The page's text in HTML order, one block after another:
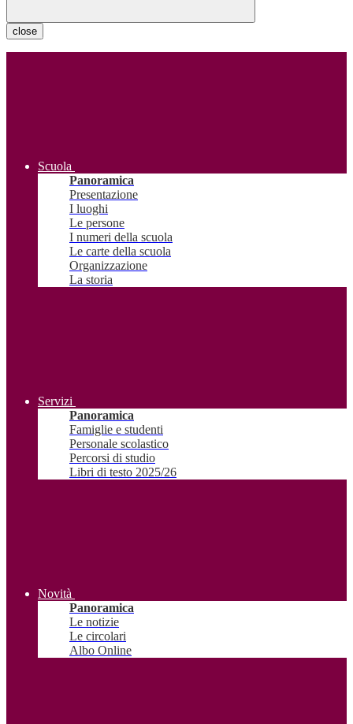
close
Scuola
Panoramica
Presentazione
I luoghi
Le persone
I numeri della scuola
Le carte della scuola
Organizzazione
La storia
Servizi
Panoramica
Famiglie e studenti
Personale scolastico
Percorsi di studio
Libri di testo 2025/26
Novità
Panoramica
Le notizie
Le circolari
Albo Online